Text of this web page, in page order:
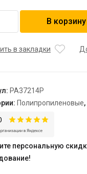
В корзину
в закладки
PA37214P
Полипропиленовые,
персональную